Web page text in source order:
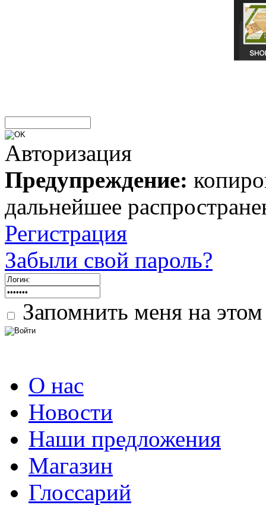
Авторизация
Предупреждение:
дальнейшее
Регистрация
Забыли свой пароль?
Запомнить меня на
О нас
Новости
Наши предложения
Магазин
Глоссарий